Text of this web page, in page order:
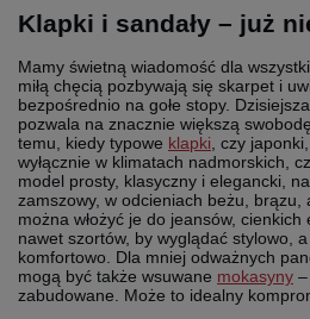
Klapki i sandały – już
Mamy świetną wiadomość dla
miłą chęcią pozbywają się skarpet i
bezpośrednio na gołe stopy. Dzisiejsza
pozwala na znacznie większą
temu, kiedy typowe klapki, czy
wyłącznie w klimatach nadmorskich,
model prosty, klasyczny i elegancki,
zamszowy, w odcieniach beżu, brązu,
można włożyć je do jeansów,
nawet szortów, by wyglądać stylowo,
komfortowo. Dla mniej odważnych
mogą być także wsuwane mokasyny
zabudowane. Może to idealny